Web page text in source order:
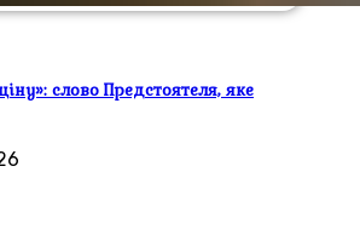
слово Предстоятеля, яке